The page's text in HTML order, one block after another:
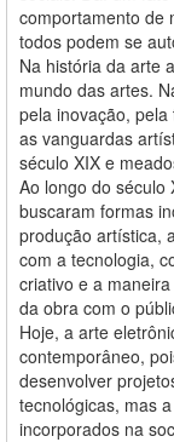
comportamento de
todos podem se
Na história da arte
mundo das artes.
pela inovação,
as vanguardas
século XIX e
Ao longo do século
buscaram formas
produção artística,
com a tecnologia,
criativo e a
da obra com o
Hoje, a arte
contemporâneo,
desenvolver
tecnológicas, mas
incorporados na